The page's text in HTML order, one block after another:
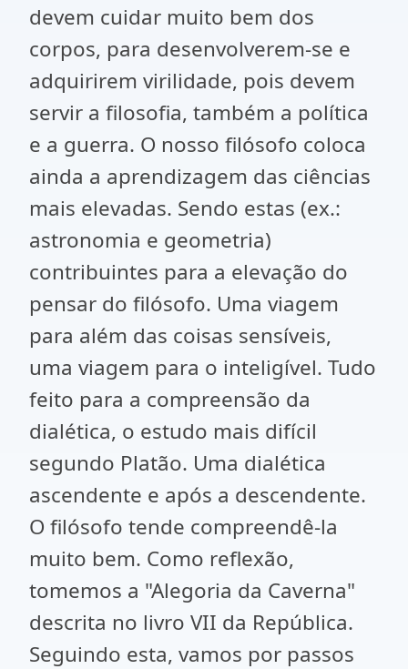
devem cuidar muito bem dos
corpos, para desenvolverem-se e
adquirirem virilidade, pois devem
servir a filosofia, também a política
e a guerra. O nosso filósofo coloca
ainda a aprendizagem das ciências
mais elevadas. Sendo estas (ex.:
astronomia e geometria)
contribuintes para a elevação do
pensar do filósofo. Uma viagem
para além das coisas sensíveis,
uma viagem para o inteligível. Tudo
feito para a compreensão da
dialética, o estudo mais difícil
segundo Platão. Uma dialética
ascendente e após a descendente.
O filósofo tende compreendê-la
muito bem. Como reflexão,
tomemos a "Alegoria da Caverna"
descrita no livro VII da República.
Seguindo esta, vamos por passos